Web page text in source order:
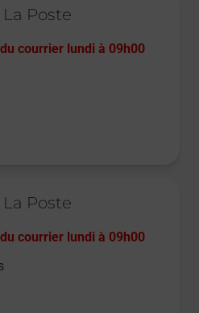
Poste
courrier lundi à 09h00
Poste
courrier lundi à 09h00